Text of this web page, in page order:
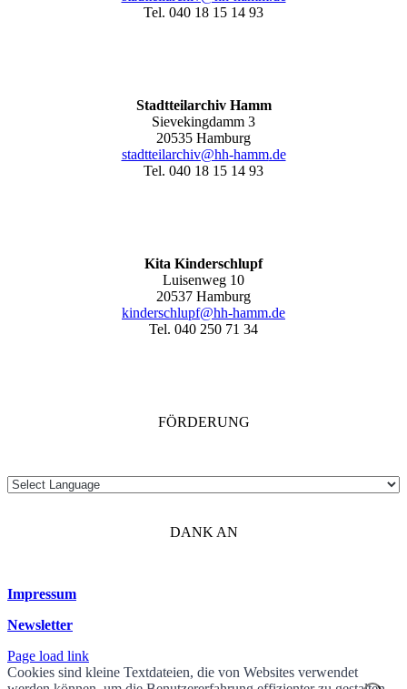
Tel. 040 18 15 14 93
Stadtteilarchiv Hamm
Sievekingdamm 3
20535 Hamburg
stadtteilarchiv@hh-hamm.de
Tel. 040 18 15 14 93
Kita Kinderschlupf
Luisenweg 10
20537 Hamburg
kinderschlupf@hh-hamm.de
Tel. 040 250 71 34
FÖRDERUNG
DANK AN
Impressum
Newsletter
Page load link
Cookies sind kleine Textdateien, die von Websites verwendet